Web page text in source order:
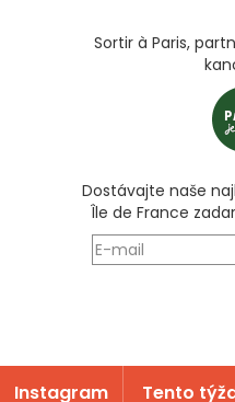
Sortir à Paris,
Dostávajte naše
Île de France
Instagram Tento